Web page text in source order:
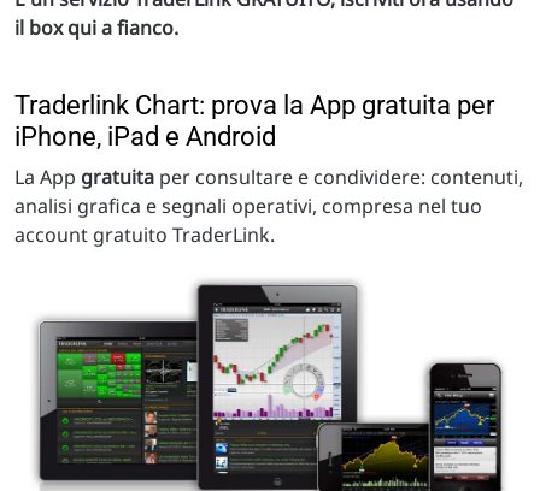
il box qui a fianco.
Traderlink Chart: prova la App gratuita per
iPhone, iPad e Android
La App gratuita per consultare e condividere: contenuti,
analisi grafica e segnali operativi, compresa nel tuo
account gratuito TraderLink.